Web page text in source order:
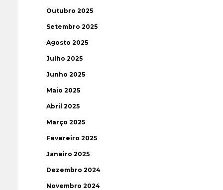
Outubro 2025
Setembro 2025
Agosto 2025
Julho 2025
Junho 2025
Maio 2025
Abril 2025
Março 2025
Fevereiro 2025
Janeiro 2025
Dezembro 2024
Novembro 2024